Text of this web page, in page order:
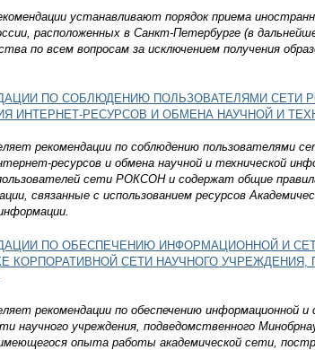
устанавливают порядок приема
расположенных в Санкт-Петербурге (в
по всем вопросам за исключением получения
ПО СОБЛЮДЕНИЮ ПОЛЬЗОВАТЕЛЯМИ СЕТИ
ИНТЕРНЕТ-РЕСУРСОВ И ОБМЕНА НАУЧНОЙ И
рекомендации по соблюдению пользователями
ресурсов и обмена научной и технической
сети РОКСОН и содержат общие
связанные с использованием ресурсов
ПО ОБЕСПЕЧЕНИЮ ИНФОРМАЦИОННОЙ И
КОРПОРАТИВНОЙ СЕТИ НАУЧНОГО
рекомендации по обеспечению информационной и
научного учреждения, подведомственного
опыта работы академической сети,